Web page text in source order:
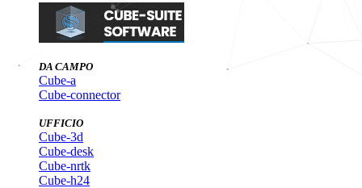
DA CAMPO
Cube-a
Cube-connector
UFFICIO
Cube-3d
Cube-desk
Cube-nrtk
Cube-h24